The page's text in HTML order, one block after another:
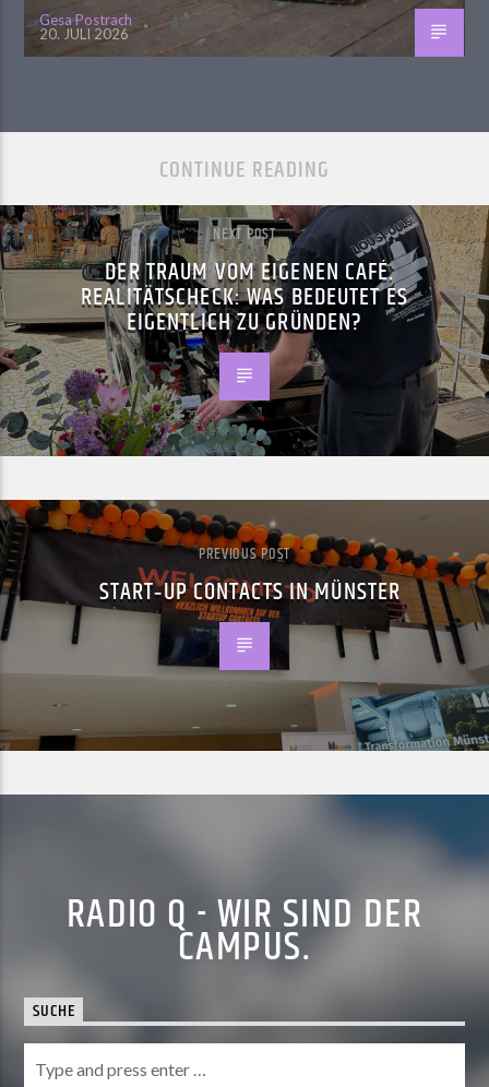
Gesa Postrach
20. JULI 2026
CONTINUE READING
NEXT POST
DER TRAUM VOM EIGENEN CAFÉ.
REALITÄTSCHECK: WAS BEDEUTET ES
EIGENTLICH ZU GRÜNDEN?
PREVIOUS POST
START‑UP CONTACTS IN MÜNSTER
RADIO Q - WIR SIND DER
CAMPUS.
SUCHE